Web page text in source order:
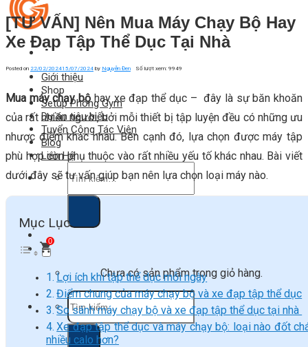
Giới thiệu
Shop
Setup Phòng Gym
Dự án tiêu biểu
Tuyển Cộng Tác Viên
Blog
Liên Hệ
kiếm:
0
Chưa có sản phẩm trong giỏ hàng.
Tìm
kiếm:
[TƯ VẤN] Nên Mua Máy Chạy Bộ Hay
Xe Đạp Tập Thể Dục Tại Nhà
Posted on 22/02/202415/07/2024 by Nguyễn Đen Số lượt xem: 9949
Mua máy chạy bộhay xe đạp thể dục – đây là sự băn khoăn
của rất nhiều người, bởi mỗi thiết bị tập luyện đều có những ưu
nhược điểm khác nhau. Bên cạnh đó, lựa chọn được máy tập
phù hợp còn phụ thuộc vào rất nhiều yếu tố khác nhau. Bài viết
dưới đây sẽ tư vấn giúp bạn nên lựa chọn loại máy nào.
Mục Lục
Lợi ích khi tập thể dục mỗi ngày
Điểm chung của máy chạy bộ và xe đạp tập thể dục
So sánh máy chạy bộ và xe đạp tập thể dục tại nhà
Xe đạp tập thể dục và máy chạy bộ: loại nào đốt
nhiều calo hơn?